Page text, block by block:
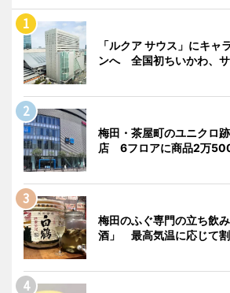
「ルクア サウス」にキャ
ンへ 全国初ちいかわ、
梅田・茶屋町のユニクロ
店 6フロアに商品2万
梅田のふぐ専門の立ち飲
酒」 最高気温に応じて